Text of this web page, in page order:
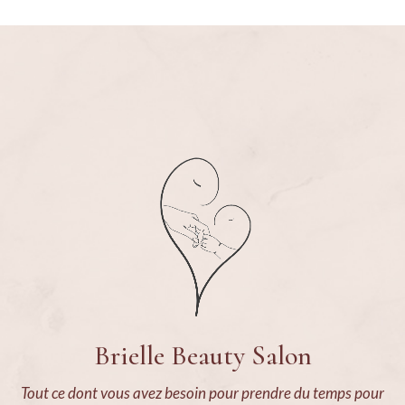
Brielle Beauty Salon
Tout ce dont vous avez besoin pour prendre du temps pour